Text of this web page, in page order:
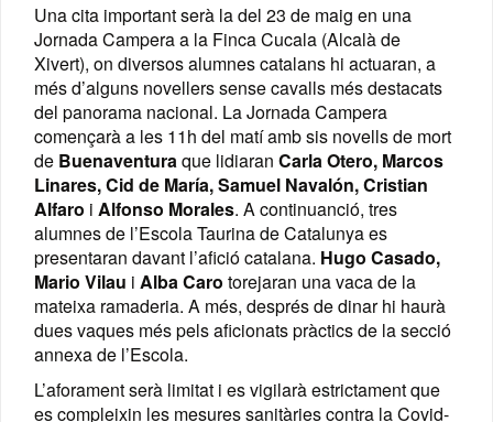
Una cita important serà la del 23 de maig en una
Jornada Campera a la Finca Cucala (Alcalà de
Xivert), on diversos alumnes catalans hi actuaran, a
més d’alguns novellers sense cavalls més destacats
del panorama nacional. La Jornada Campera
començarà a les 11h del matí amb sis novells de mort
de Buenaventuraque lidiaran Carla Otero, Marcos
Linares, Cid de María, Samuel Navalón, Cristian
Alfaro i Alfonso Morales. A continuanció, tres
alumnes de l’Escola Taurina de Catalunya es
presentaran davant l’afició catalana. Hugo Casado,
Mario Vilau i Alba Caro torejaran una vaca de la
mateixa ramaderia. A més, després de dinar hi haurà
dues vaques més pels aficionats pràctics de la secció
annexa de l’Escola.
L’aforament serà limitat i es vigilarà estrictament que
es compleixin les mesures sanitàries contra la Covid-